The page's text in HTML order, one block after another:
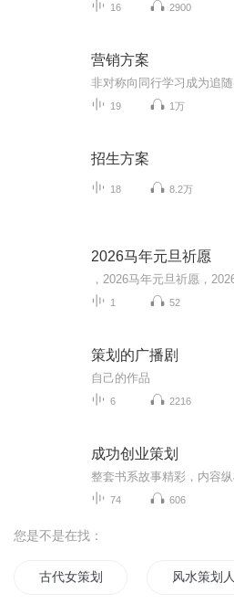
16 2900
营销方案
19 1万
招生方案
18 8.2万
2026马年元旦祈愿
1 52
策划的广播剧
自己的作品
6 2216
成功创业策划
74 606
您是不是在找：
古代女策划 风水策划人